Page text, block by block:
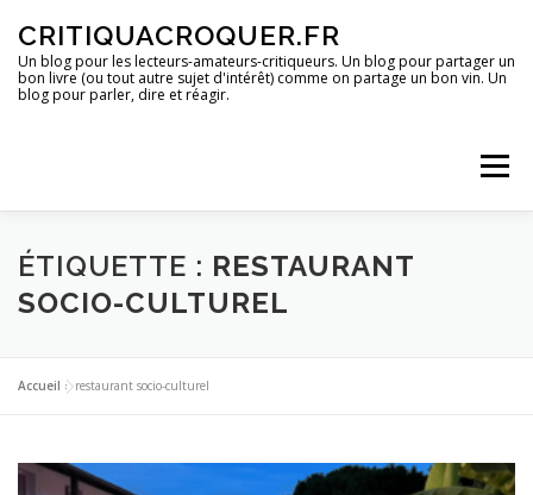
contenu
CRITIQUACROQUER.FR
Un blog pour les lecteurs-amateurs-critiqueurs. Un blog pour partager un
bon livre (ou tout autre sujet d'intérêt) comme on partage un bon vin. Un
blog pour parler, dire et réagir.
Menu
ACCUEIL UN BLOG ? DES LIVRES
ÉTIQUETTE : RESTAURANT
SOCIO-CULTUREL
Accueil »restaurant socio-culturel